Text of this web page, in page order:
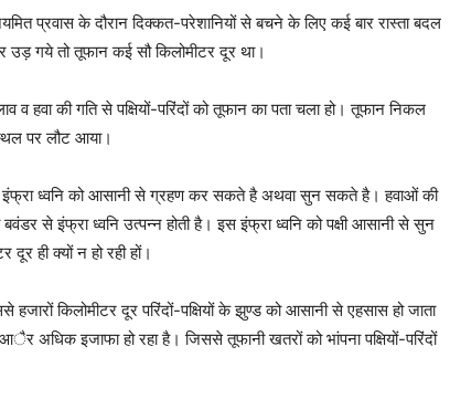
प्रवास के दौरान दिक्कत-परेशानियों से बचने के लिए कई बार रास्ता बदल
उड़ गये तो तूफान कई सौ किलोमीटर दूर था।
व हवा की गति से पक्षियों-परिंदों को तूफान का पता चला हो। तूफान निकल
पर लौट आया।
इंफ्रा ध्वनि को आसानी से ग्रहण कर सकते है अथवा सुन सकते है। हवाओं की
से इंफ्रा ध्वनि उत्पन्न होती है। इस इंफ्रा ध्वनि को पक्षी आसानी से सुन
ही क्यों न हो रही हों।
किलोमीटर दूर परिंदों-पक्षियों के झुण्ड को आसानी से एहसास हो जाता
अधिक इजाफा हो रहा है। जिससे तूफानी खतरों को भांपना पक्षियों-परिंदों